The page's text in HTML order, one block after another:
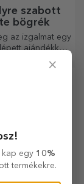
szabott
bögrék
az izgalmat egy
ajándékkal!
fekete bögrék
szöveggel
×
kap egy 10%
termékekre.